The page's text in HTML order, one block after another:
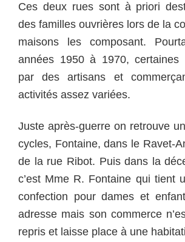
Ces deux rues sont à priori
des familles ouvrières lors de la
maisons les composant.
années 1950 à 1970, certaines
par des artisans et
activités assez variées.
Juste après-guerre on retrouve
cycles, Fontaine, dans le Ravet-
de la rue Ribot. Puis dans la
c’est Mme R. Fontaine qui tient
confection pour dames et
adresse mais son commerce
repris et laisse place à une